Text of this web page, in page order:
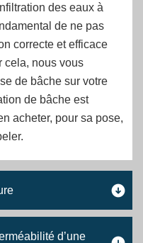
des eaux à
de ne pas
correcte et efficace
cela, nous vous
de bâche sur votre
de bâche est
acheter, pour sa pose,
d’une